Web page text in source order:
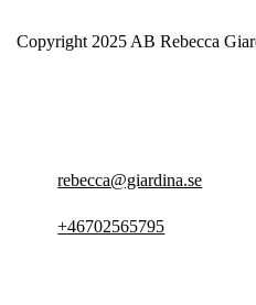
Copyright 2025 AB Rebecca
rebecca@giardina.se
+46702565795